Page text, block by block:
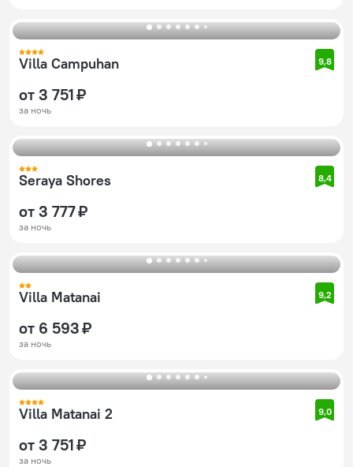
Villa Campuhan 9,8
от 3 751 ₽
за ночь
Seraya Shores 8,4
от 3 777 ₽
за ночь
Villa Matanai 9,2
от 6 593 ₽
за ночь
Villa Matanai 2 9,0
от 3 751 ₽
за ночь